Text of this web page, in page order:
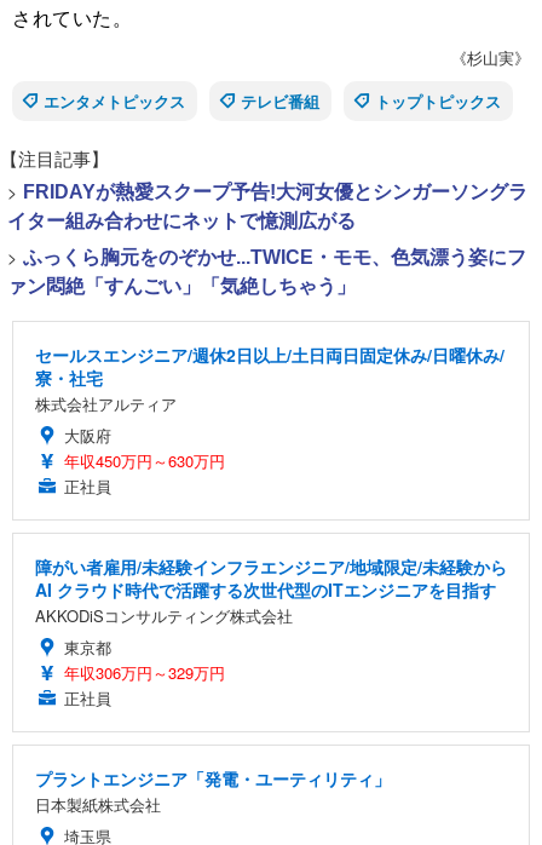
されていた。
《杉山実》
エンタメトピックス
テレビ番組 トップトピックス
【注目記事】
> FRIDAYが熱愛スクープ予告!大河女優とシンガーソングラ
イター組み合わせにネットで憶測広がる
> ふっくら胸元をのぞかせ...TWICE・モモ、色気漂う姿にフ
ァン悶絶「すんごい」「気絶しちゃう」
セールスエンジニア/週休2日以上/土日両日固定休み/日曜休み/
寮・社宅
株式会社アルティア
大阪府
年収450万円～630万円
正社員
障がい者雇用/未経験インフラエンジニア/地域限定/未経験から
AI クラウド時代で活躍する次世代型のITエンジニアを目指す
AKKODiSコンサルティング株式会社
東京都
年収306万円～329万円
正社員
プラントエンジニア「発電・ユーティリティ」
日本製紙株式会社
埼玉県